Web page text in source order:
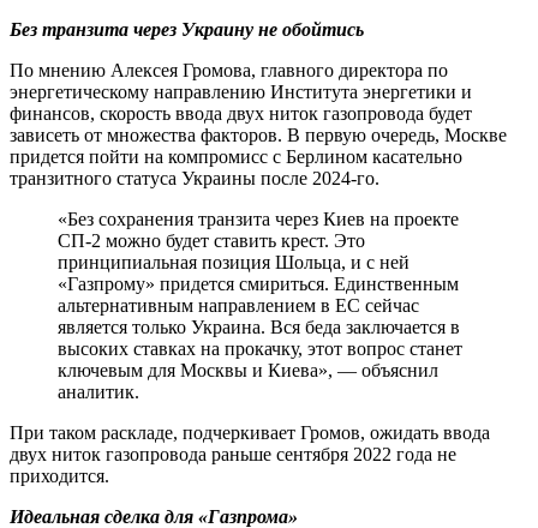
Без транзита через Украину не обойтись
По мнению Алексея Громова, главного директора по
энергетическому направлению Института энергетики и
финансов, скорость ввода двух ниток газопровода будет
зависеть от множества факторов. В первую очередь, Москве
придется пойти на компромисс с Берлином касательно
транзитного статуса Украины после 2024-го.
«Без сохранения транзита через Киев на проекте
СП-2 можно будет ставить крест. Это
принципиальная позиция Шольца, и с ней
«Газпрому» придется смириться. Единственным
альтернативным направлением в ЕС сейчас
является только Украина. Вся беда заключается в
высоких ставках на прокачку, этот вопрос станет
ключевым для Москвы и Киева», — объяснил
аналитик.
При таком раскладе, подчеркивает Громов, ожидать ввода
двух ниток газопровода раньше сентября 2022 года не
приходится.
Идеальная сделка для «Газпрома»